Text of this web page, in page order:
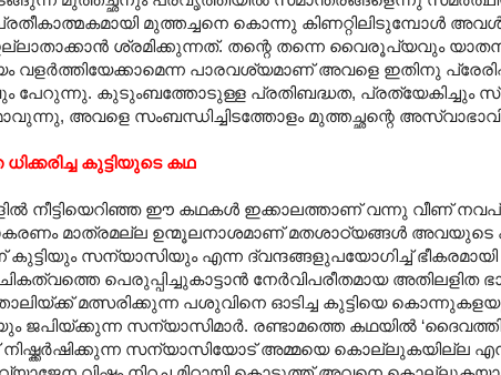
മുത്തച്ചനെ കൊന്നു കിണറ്റിലിടുമ്പോൾ
ശ്രമിക്കുന്നത്. തന്റെ തന്നെ വൈരൂപ്യവും
വളർത്തിയേക്കാമെന്ന പാരവശ്യമാണ് അവളെ ഇതിനു
കുടുംബത്തോടുള്ള പ്രതിബദ്ധത, പ്രത്യേകിച്ചും
അവളെ സംബന്ധിച്ചിടത്തോളം മുത്തച്ഛന്റെ
കുട്ടിയുടെ കഥ
നീട്ടിയെറിഞ്ഞ ഈ കഥകൾ ഇക്കാലത്താണ് വന്നു വീണ്
മാത്രമല്ല ഉന്മൂലനാശമാണ് മതശാഠ്യങ്ങൾ അവയുടെ
കുട്ടിയും സന്യാസിയും എന്ന ദ്വന്ദങ്ങളുപയോഗിച്ച്
പെരുപ്പിച്ചുകാട്ടാൻ നേർവിപരീതമായ അതിലളിത
മത്സരിക്കുന്ന പശുവിനെ ഓടിച്ച കുട്ടിയെ
യും ജപിയ്ക്കുന്ന സന്യാസിമാർ. രണ്ടാമത്തെ കഥയിൽ
നിഷ്ക്കർഷിക്കുന്ന സന്യാസിയോട് അമ്മയെ കൊല്ലുകയില്ല